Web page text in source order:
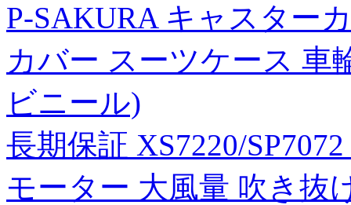
P-SAKURA キャスター
カバー スーツケース 車
ビニール)
長期保証 XS7220/
モーター 大風量 吹き抜